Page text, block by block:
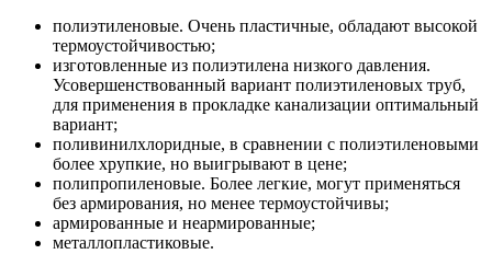
полиэтиленовые. Очень пластичные, обладают высокой
термоустойчивостью;
изготовленные из полиэтилена низкого давления.
Усовершенствованный вариант полиэтиленовых труб,
для применения в прокладке канализации оптимальный
вариант;
поливинилхлоридные, в сравнении с полиэтиленовыми
более хрупкие, но выигрывают в цене;
полипропиленовые. Более легкие, могут применяться
без армирования, но менее термоустойчивы;
армированные и неармированные;
металлопластиковые.